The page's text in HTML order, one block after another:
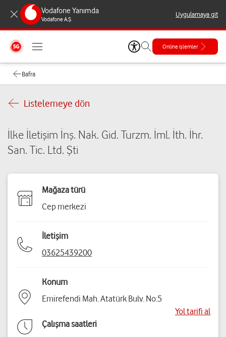
Vodafone Yanımda
Vodafone A.Ş.
Uygulamaya git
Online işlemler
Bafra
Listelemeye dön
İlke İletişim İnş. Nak. Gid. Turzm. İml. İth. İhr.
San. Tic. Ltd. Şti
Mağaza türü
Cep merkezi
İletişim
03625439200
Konum
Emirefendi Mah. Atatürk Bulv. No:5
Yol tarifi al
Çalışma saatleri